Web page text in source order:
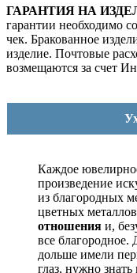
ГАРАНТИЯ НА
гарантии необходимо
чек. Бракованное
изделие. Почтовые
возмещаются за счет
Каждое
произведение
из благородных
цветных
отношения и,
все
дольше имели
глаз, нужно